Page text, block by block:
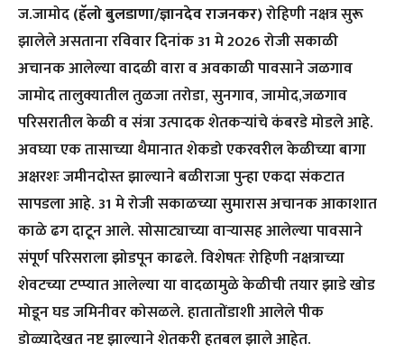
ज.जामोद(हॅलो बुलडाणा/ज्ञानदेव राजनकर)रोहिणी नक्षत्र सुरू
झालेले असताना रविवार दिनांक 31 मे 2026 रोजी सकाळी
अचानक आलेल्या वादळी वारा व अवकाळी पावसाने जळगाव
जामोद तालुक्यातील तुळजा तरोडा, सुनगाव, जामोद,जळगाव
परिसरातील केळी व संत्रा उत्पादक शेतकऱ्यांचे कंबरडे मोडले आहे.
अवघ्या एक तासाच्या थैमानात शेकडो एकरवरील केळीच्या बागा
अक्षरशः जमीनदोस्त झाल्याने बळीराजा पुन्हा एकदा संकटात
सापडला आहे. 31 मे रोजी सकाळच्या सुमारास अचानक आकाशात
काळे ढग दाटून आले. सोसाट्याच्या वाऱ्यासह आलेल्या पावसाने
संपूर्ण परिसराला झोडपून काढले. विशेषतः रोहिणी नक्षत्राच्या
शेवटच्या टप्प्यात आलेल्या या वादळामुळे केळीची तयार झाडे खोड
मोडून घड जमिनीवर कोसळले. हातातोंडाशी आलेले पीक
डोळ्यादेखत नष्ट झाल्याने शेतकरी हतबल झाले आहेत.